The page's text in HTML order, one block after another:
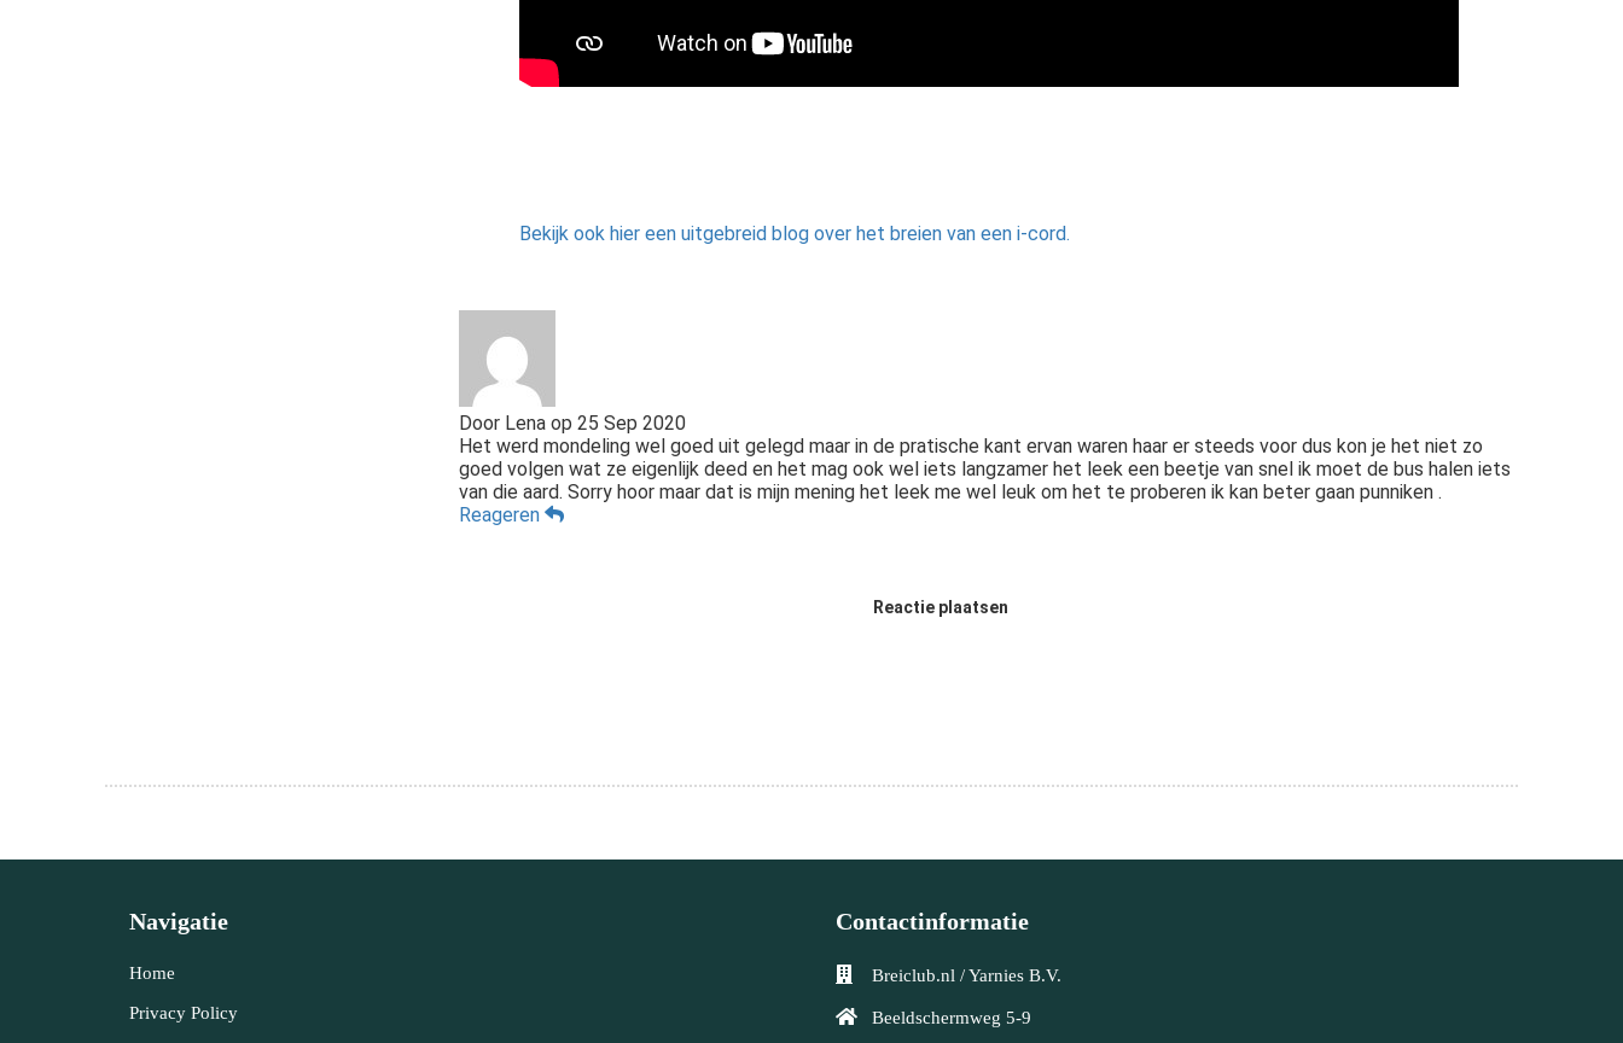
Bekijk ook hier een uitgebreid blog over het breien van een i-cord.
DoorLenaop 25 Sep 2020
Het werd mondeling wel goed uit gelegd maar in de pratische kant ervan waren haar er steeds voor dus kon je het niet zo
goed volgen wat ze eigenlijk deed en het mag ook wel iets langzamer het leek een beetje van snel ik moet de bus halen iets
van die aard. Sorry hoor maar dat is mijn mening het leek me wel leuk om het te proberen ik kan beter gaan punniken .
Reageren
Reactie plaatsen
Navigatie
Home
Privacy Policy
Contactinformatie
Breiclub.nl / Yarnies B.V.
Beeldschermweg 5-9